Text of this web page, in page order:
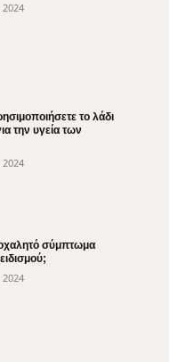
2024
το λάδι
την υγεία των
2024
σύμπτωμα
2024